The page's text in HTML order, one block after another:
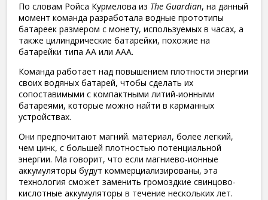
По словам Ройса Курмелова из The Guardian, на данный
момент команда разработала водные прототипы
батареек размером с монету, используемых в часах, а
также цилиндрические батарейки, похожие на
батарейки типа АА или ААА.
Команда работает над повышением плотности энергии
своих водяных батарей, чтобы сделать их
сопоставимыми с компактными литий-ионными
батареями, которые можно найти в карманных
устройствах.
Они предпочитают магний. материал, более легкий,
чем цинк, с большей плотностью потенциальной
энергии. Ма говорит, что если магниево-ионные
аккумуляторы будут коммерциализированы, эта
технология сможет заменить громоздкие свинцово-
кислотные аккумуляторы в течение нескольких лет.